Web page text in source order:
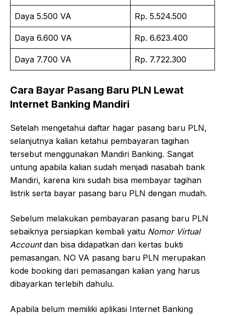
Daya 5.500 VA Rp. 5.524.500
Daya 6.600 VA Rp. 6.623.400
Daya 7.700 VA Rp. 7.722.300
Cara Bayar Pasang Baru PLN Lewat
Internet Banking Mandiri
Setelah mengetahui daftar hagar pasang baru PLN,
selanjutnya kalian ketahui pembayaran tagihan
tersebut menggunakan Mandiri Banking. Sangat
untung apabila kalian sudah menjadi nasabah bank
Mandiri, karena kini sudah bisa membayar tagihan
listrik serta bayar pasang baru PLN dengan mudah.
Sebelum melakukan pembayaran pasang baru PLN
sebaiknya persiapkan kembali yaitu Nomor Virtual
Accountdan bisa didapatkan dari kertas bukti
pemasangan. NO VA pasang baru PLN merupakan
kode booking dari pemasangan kalian yang harus
dibayarkan terlebih dahulu.
Apabila belum memiliki aplikasi Internet Banking